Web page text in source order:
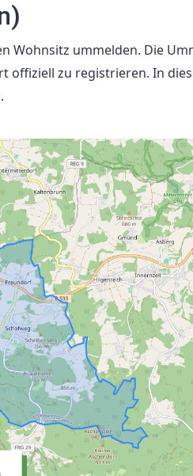
Wohnsitz ummelden. Die
zu registrieren. In